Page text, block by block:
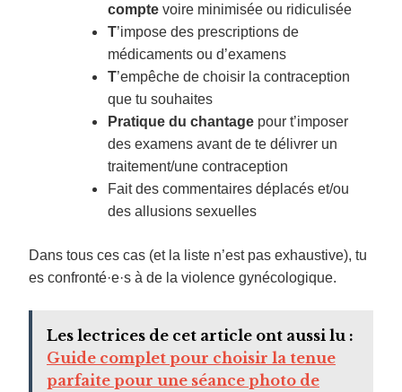
compte voire minimisée ou ridiculisée
T’impose des prescriptions de
médicaments ou d’examens
T’empêche de choisir la contraception
que tu souhaites
Pratique du chantage pour t’imposer
des examens avant de te délivrer un
traitement/une contraception
Fait des commentaires déplacés et/ou
des allusions sexuelles
Dans tous ces cas (et la liste n’est pas exhaustive), tu
es confronté·e·s à de la violence gynécologique.
Les lectrices de cet article ont aussi lu :
Guide complet pour choisir la tenue
parfaite pour une séance photo de